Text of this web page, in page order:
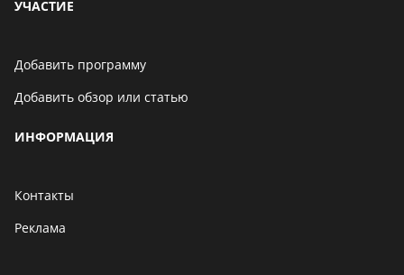
УЧАСТИЕ
Добавить программу
Добавить обзор или статью
ИНФОРМАЦИЯ
Контакты
Реклама